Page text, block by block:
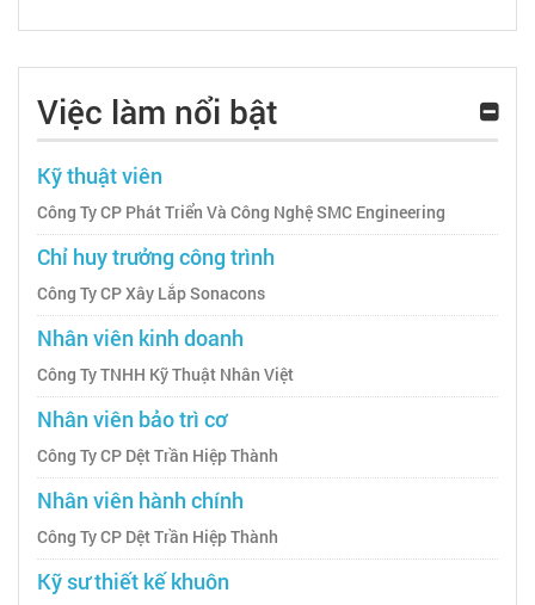
Việc làm nổi bật
Kỹ thuật viên
Công Ty CP Phát Triển Và Công Nghệ SMC Engineering
Chỉ huy trưởng công trình
Công Ty CP Xây Lắp Sonacons
Nhân viên kinh doanh
Công Ty TNHH Kỹ Thuật Nhân Việt
Nhân viên bảo trì cơ
Công Ty CP Dệt Trần Hiệp Thành
Nhân viên hành chính
Công Ty CP Dệt Trần Hiệp Thành
Kỹ sư thiết kế khuôn